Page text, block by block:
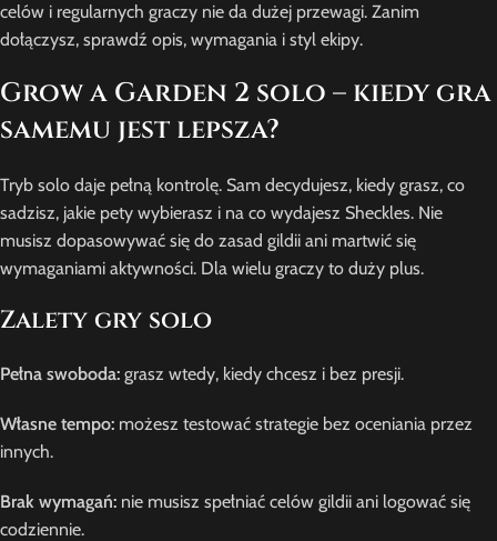
celów i regularnych graczy nie da dużej przewagi. Zanim
dołączysz, sprawdź opis, wymagania i styl ekipy.
Grow a Garden 2 solo – kiedy gra
samemu jest lepsza?
Tryb solo daje pełną kontrolę. Sam decydujesz, kiedy grasz, co
sadzisz, jakie pety wybierasz i na co wydajesz Sheckles. Nie
musisz dopasowywać się do zasad gildii ani martwić się
wymaganiami aktywności. Dla wielu graczy to duży plus.
Zalety gry solo
Pełna swoboda: grasz wtedy, kiedy chcesz i bez presji.
Własne tempo: możesz testować strategie bez oceniania przez
innych.
Brak wymagań: nie musisz spełniać celów gildii ani logować się
codziennie.